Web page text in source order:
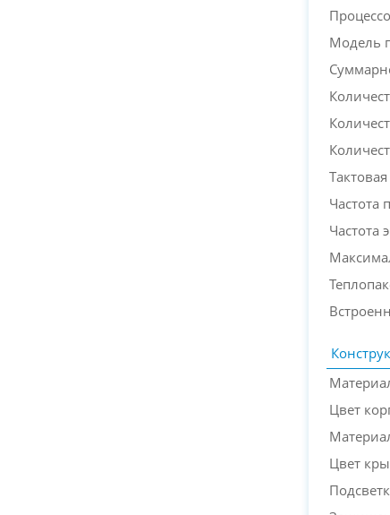
Модель
Тактовая
Частота
Частота
Цвет
Цвет